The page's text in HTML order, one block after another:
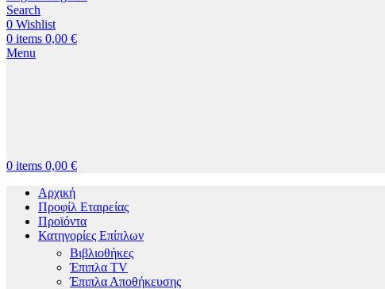
Search
0 Wishlist
0 items 0,00 €
Menu
0 items 0,00 €
Αρχική
Προφίλ Εταιρείας
Προϊόντα
Κατηγορίες Επίπλων
Βιβλιοθήκες
Έπιπλα TV
Έπιπλα Αποθήκευσης